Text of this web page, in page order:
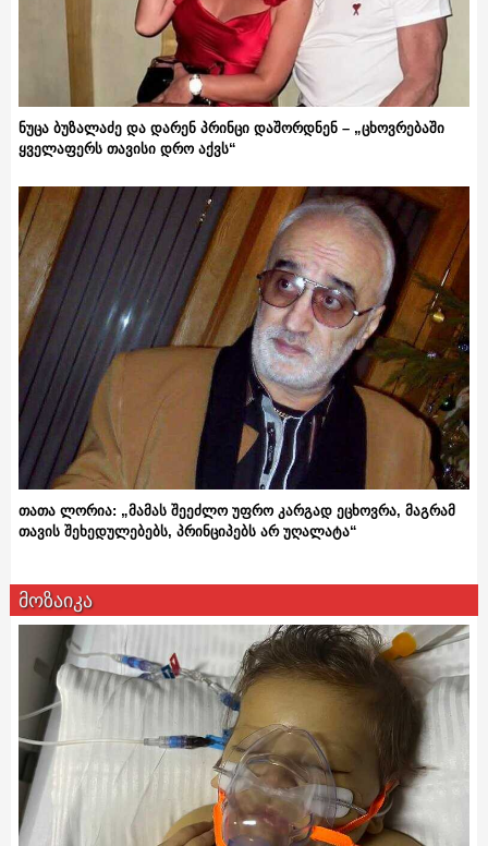
ნუცა ბუზალაძე და დარენ პრინცი დაშორდნენ – „ცხოვრებაში
ყველაფერს თავისი დრო აქვს“
თათა ლორია: „მამას შეეძლო უფრო კარგად ეცხოვრა, მაგრამ
თავის შეხედულებებს, პრინციპებს არ უღალატა“
მოზაიკა